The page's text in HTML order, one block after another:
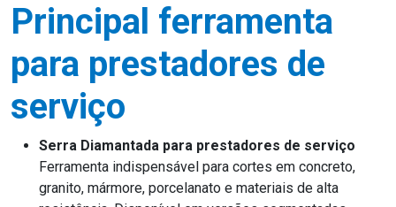
Principal ferramenta
para prestadores de
serviço
Serra Diamantada para prestadores de serviço
Ferramenta indispensável para cortes em concreto,
granito, mármore, porcelanato e materiais de alta